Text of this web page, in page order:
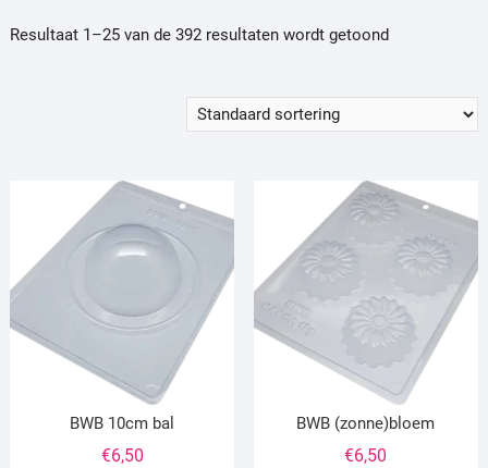
Resultaat 1–25 van de 392 resultaten wordt getoond
BWB 10cm bal
€6,50
BWB (zonne)bloem
€6,50